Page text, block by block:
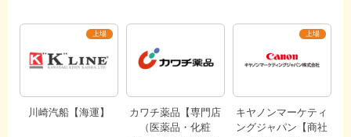
川崎汽船【海運】
カワチ薬品【専門店
（医薬品・化粧
キヤノンマーケティ
ングジャパン【商社